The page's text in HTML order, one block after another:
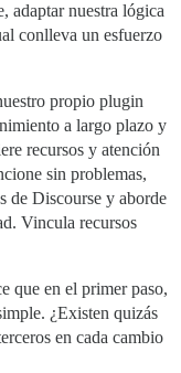
adaptar nuestra lógica
conlleva un esfuerzo
propio plugin
a largo plazo y
recursos y atención
sin problemas,
de Discourse y aborde
Vincula recursos
que en el primer paso,
¿Existen quizás
en cada cambio